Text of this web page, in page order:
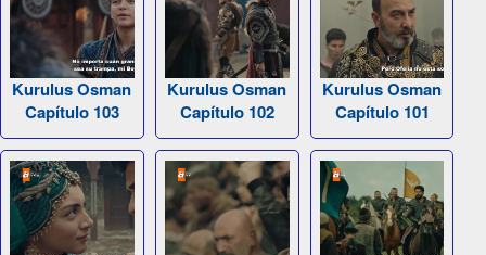
Kurulus Osman
Capítulo 103
Kurulus Osman
Capítulo 102
Kurulus Osman
Capítulo 101